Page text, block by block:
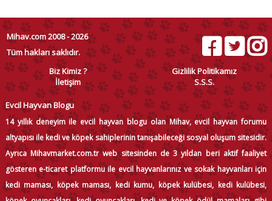
Mihav.com 2008 - 2026
Tüm hakları saklıdır.
Biz Kimiz ?
Gizlilik Politikamız
İletişim
S.S.S.
Evcil Hayvan Blogu
14 yıllık deneyim ile evcil hayvan blogu olan Mihav, evcil hayvan forumu
altyapısı ile kedi ve köpek sahiplerinin tanışabileceği sosyal oluşum sitesidir.
Ayrıca Mihavmarket.com.tr web sitesinden de 3 yıldan beri aktif faaliyet
gösteren e-ticaret platformu ile evcil hayvanlarınız ve sokak hayvanları için
kedi maması, köpek maması, kedi kumu, köpek kulübesi, kedi kulübesi,